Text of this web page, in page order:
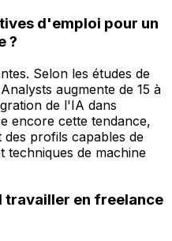
d'emploi pour un
?
Selon les études de
augmente de 15 à
de l'IA dans
encore cette tendance,
profils capables de
techniques de machine
travailler en freelance